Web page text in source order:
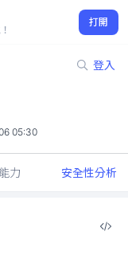
打開
登入
05:30
力 安全性分析